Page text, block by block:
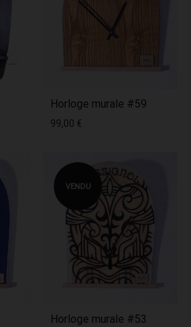
Horloge murale #59
99,00 €
VENDU
Horloge murale #53